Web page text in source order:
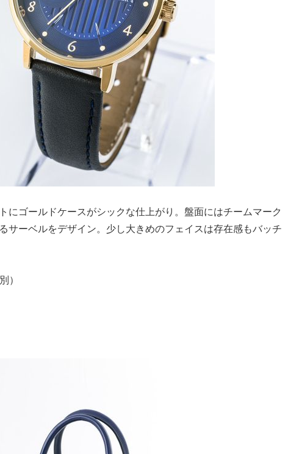
にゴールドケースがシックな仕上がり。盤面にはチームマーク
サーベルをデザイン。少し大きめのフェイスは存在感もバッチ
）